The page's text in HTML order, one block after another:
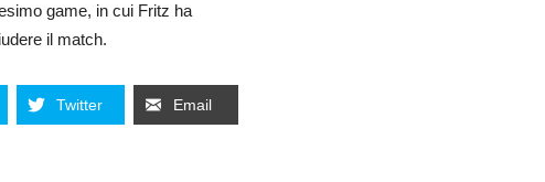
game, in cui Fritz ha
il match.
Twitter Email